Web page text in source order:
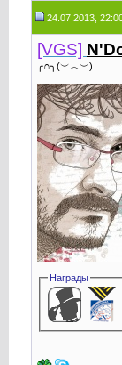
24.07.2013,
[VGS]
╭∩╮(︶︿︶)
Награды